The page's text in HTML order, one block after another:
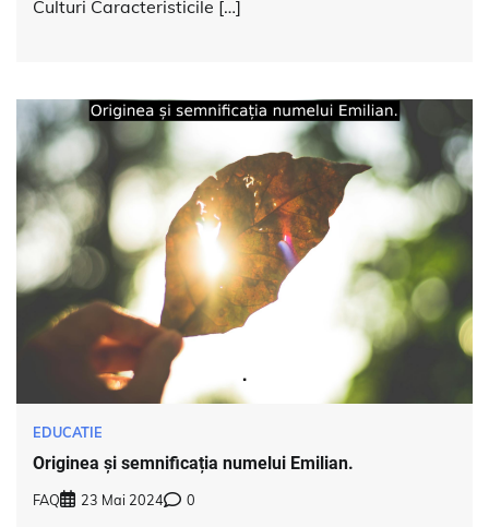
Culturi Caracteristicile […]
EDUCATIE
Originea și semnificația numelui Emilian.
FAQ 23 Mai 2024 0